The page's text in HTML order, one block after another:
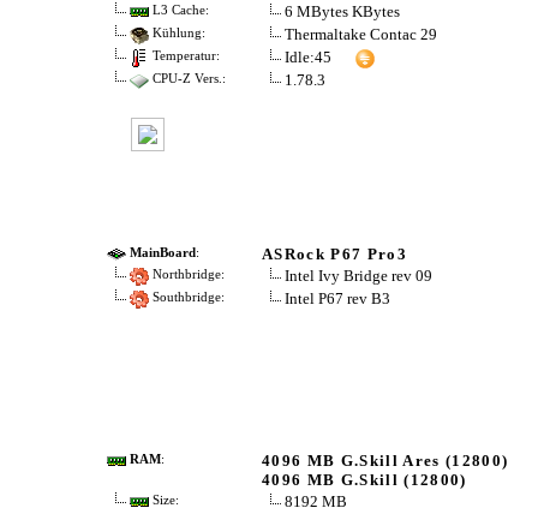
L3 Cache: 6 MBytes KBytes
Kühlung: Thermaltake Contac 29
Temperatur: Idle:45
CPU-Z Vers.: 1.78.3
MainBoard: ASRock P67 Pro3
Northbridge: Intel Ivy Bridge rev 09
Southbridge: Intel P67 rev B3
RAM:
4096 MB G.Skill Ares (12800)
4096 MB G.Skill (12800)
Size: 8192 MB